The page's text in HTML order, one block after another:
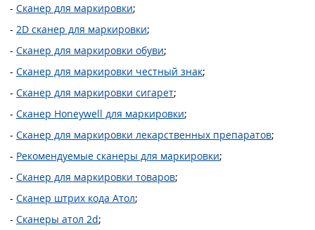
- Сканер для маркировки;
- 2D сканер для маркировки;
- Сканер для маркировки обуви;
- Сканер для маркировки честный знак;
- Сканер для маркировки сигарет;
- Сканер Honeywell для маркировки;
- Сканер для маркировки лекарственных препаратов;
- Рекомендуемые сканеры для маркировки;
- Сканер для маркировки товаров;
- Сканер штрих кода Атол;
- Сканеры атол 2d;